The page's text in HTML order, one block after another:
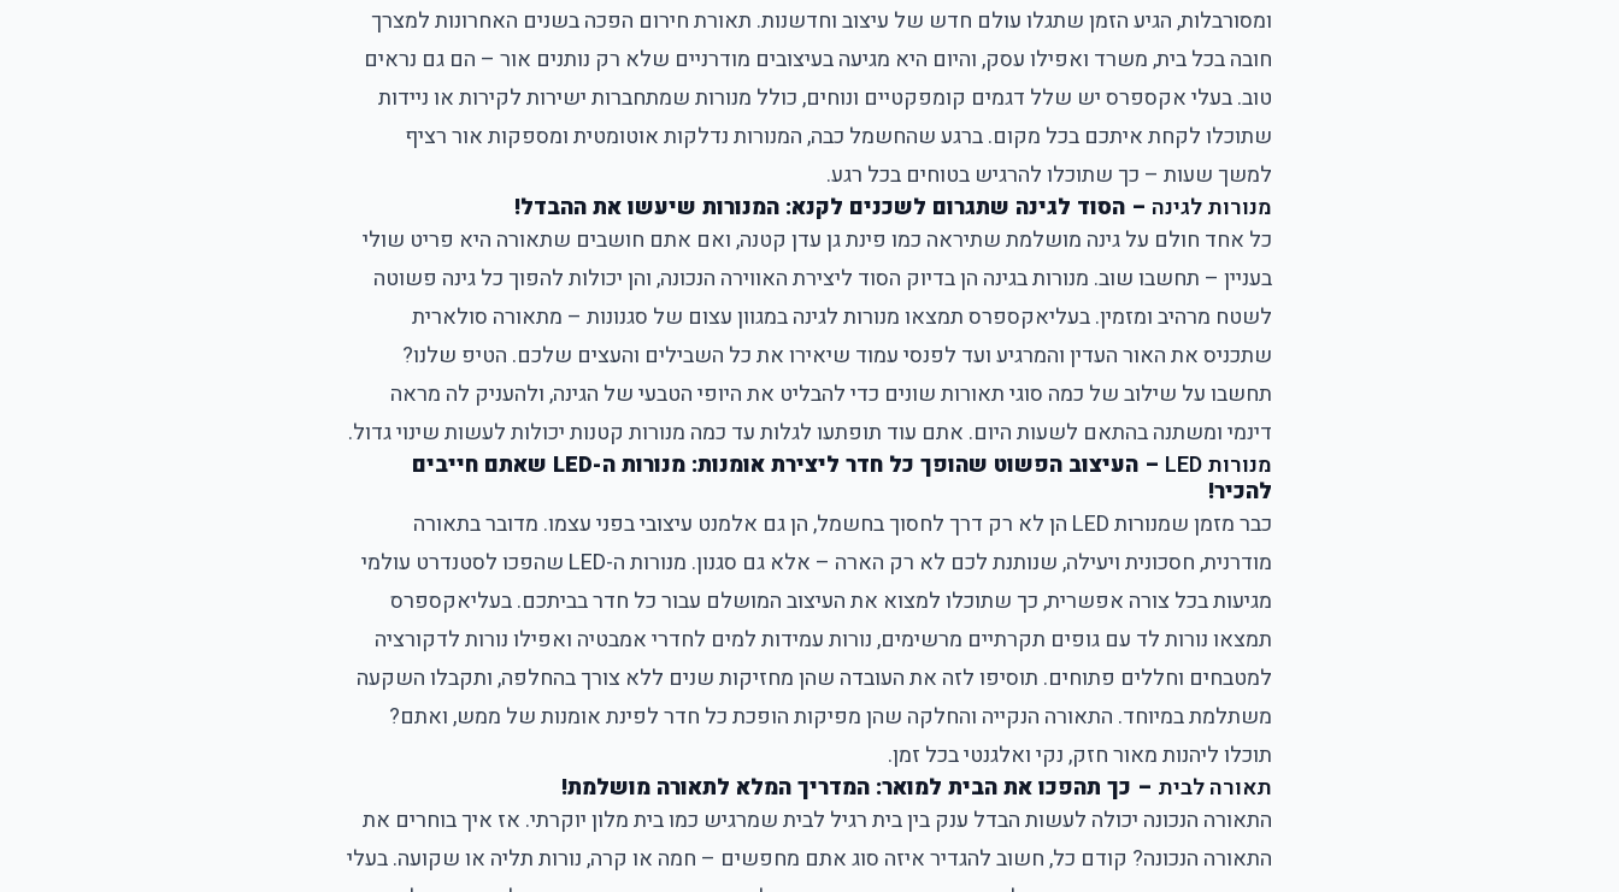
ומסורבלות, הגיע הזמן שתגלו עולם חדש של עיצוב וחדשנות. תאורת חירום הפכה בשנים האחרונות למצרך
חובה בכל בית, משרד ואפילו עסק, והיום היא מגיעה בעיצובים מודרניים שלא רק נותנים אור – הם גם נראים
טוב. בעלי אקספרס יש שלל דגמים קומפקטיים ונוחים, כולל מנורות שמתחברות ישירות לקירות או ניידות
שתוכלו לקחת איתכם בכל מקום. ברגע שהחשמל כבה, המנורות נדלקות אוטומטית ומספקות אור רציף
למשך שעות – כך שתוכלו להרגיש בטוחים בכל רגע.
מנורות לגינה – הסוד לגינה שתגרום לשכנים לקנא: המנורות שיעשו את ההבדל!
כל אחד חולם על גינה מושלמת שתיראה כמו פינת גן עדן קטנה, ואם אתם חושבים שתאורה היא פריט שולי
בעניין – תחשבו שוב. מנורות בגינה הן בדיוק הסוד ליצירת האווירה הנכונה, והן יכולות להפוך כל גינה פשוטה
לשטח מרהיב ומזמין. בעליאקספרס תמצאו מנורות לגינה במגוון עצום של סגנונות – מתאורה סולארית
שתכניס את האור העדין והמרגיע ועד לפנסי עמוד שיאירו את כל השבילים והעצים שלכם. הטיפ שלנו?
תחשבו על שילוב של כמה סוגי תאורות שונים כדי להבליט את היופי הטבעי של הגינה, ולהעניק לה מראה
דינמי ומשתנה בהתאם לשעות היום. אתם עוד תופתעו לגלות עד כמה מנורות קטנות יכולות לעשות שינוי גדול.
מנורות LED
– העיצוב הפשוט שהופך כל חדר ליצירת אומנות: מנורות ה-LED שאתם חייבים
להכיר!
כבר מזמן שמנורות LED הן לא רק דרך לחסוך בחשמל, הן גם אלמנט עיצובי בפני עצמו. מדובר בתאורה
מודרנית, חסכונית ויעילה, שנותנת לכם לא רק הארה – אלא גם סגנון. מנורות ה-LED שהפכו לסטנדרט עולמי
מגיעות בכל צורה אפשרית, כך שתוכלו למצוא את העיצוב המושלם עבור כל חדר בביתכם. בעליאקספרס
תמצאו נורות לד עם גופים תקרתיים מרשימים, נורות עמידות למים לחדרי אמבטיה ואפילו נורות לדקורציה
למטבחים וחללים פתוחים. תוסיפו לזה את העובדה שהן מחזיקות שנים ללא צורך בהחלפה, ותקבלו השקעה
משתלמת במיוחד. התאורה הנקייה והחלקה שהן מפיקות הופכת כל חדר לפינת אומנות של ממש, ואתם?
תוכלו ליהנות מאור חזק, נקי ואלגנטי בכל זמן.
תאורה לבית – כך תהפכו את הבית למואר: המדריך המלא לתאורה מושלמת!
התאורה הנכונה יכולה לעשות הבדל ענק בין בית רגיל לבית שמרגיש כמו בית מלון יוקרתי. אז איך בוחרים את
התאורה הנכונה? קודם כל, חשוב להגדיר איזה סוג אתם מחפשים – חמה או קרה, נורות תליה או שקועה. בעלי